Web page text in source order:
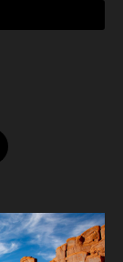
Twitter